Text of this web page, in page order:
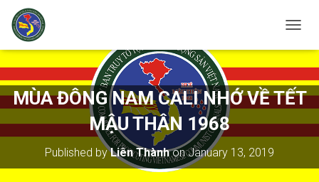
O
L
E
G
MÙA ĐÔNG NAM CALI NHỚ VỀ TẾT
MẬU THÂN 1968
Published byLiên ThànhonJanuary 13, 2019